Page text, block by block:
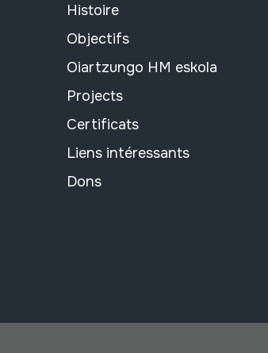
Histoire
Objectifs
Oiartzungo HM eskola
Projects
Certificats
Liens intéressants
Dons